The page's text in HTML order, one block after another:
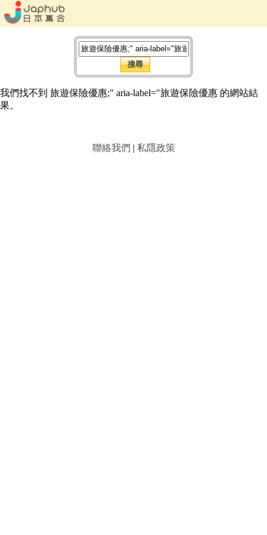
我們找不到 旅遊保險優惠;" aria-label="旅遊保險優惠 的網站結
果。
聯絡我們 | 私隱政策